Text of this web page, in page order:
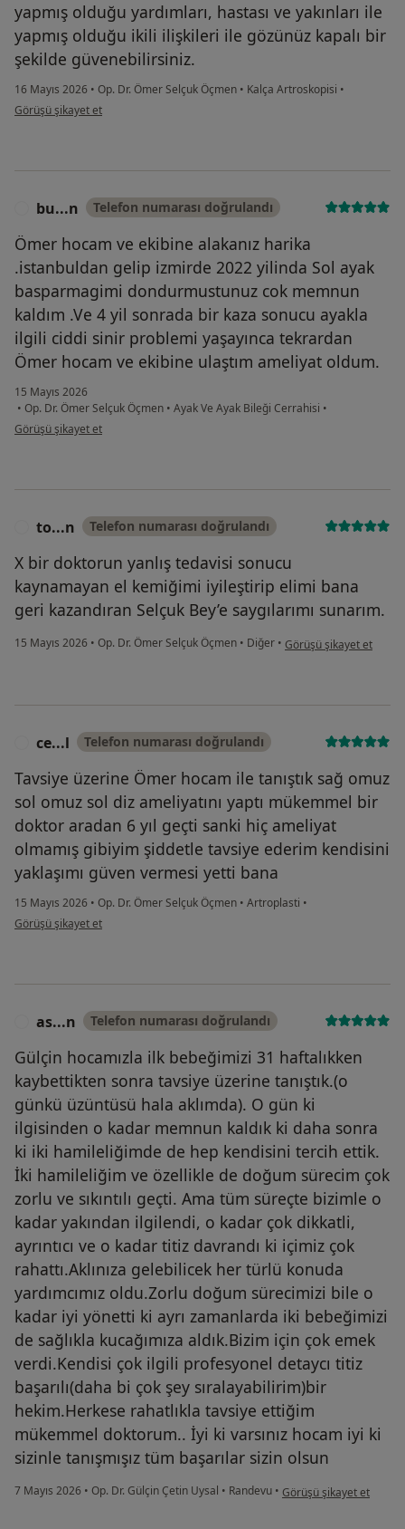
yapmış olduğu yardımları, hastası ve yakınları ile
yapmış olduğu ikili ilişkileri ile gözünüz kapalı bir
şekilde güvenebilirsiniz.
16 Mayıs 2026 • Op. Dr. Ömer Selçuk Öçmen • Kalça Artroskopisi •
kullanıcının görüşüne göre m....
Görüşü şikayet et
bu...n Telefon numarası doğrulandı
Ömer hocam ve ekibine alakanız harika
.istanbuldan gelip izmirde 2022 yilinda Sol ayak
basparmagimi dondurmustunuz cok memnun
kaldım .Ve 4 yil sonrada bir kaza sonucu ayakla
ilgili ciddi sinir problemi yaşayınca tekrardan
Ömer hocam ve ekibine ulaştım ameliyat oldum.
15 Mayıs 2026
• Op. Dr. Ömer Selçuk Öçmen • Ayak Ve Ayak Bileği Cerrahisi •
kullanıcının görüşüne göre bu...n
Görüşü şikayet et
to...n Telefon numarası doğrulandı
X bir doktorun yanlış tedavisi sonucu
kaynamayan el kemiğimi iyileştirip elimi bana
geri kazandıran Selçuk Bey’e saygılarımı sunarım.
15 Mayıs 2026 • Op. Dr. Ömer Selçuk Öçmen • Diğer • kullanıcının görüşüne
Görüşü şikayet et
ce...l Telefon numarası doğrulandı
Tavsiye üzerine Ömer hocam ile tanıştık sağ omuz
sol omuz sol diz ameliyatını yaptı mükemmel bir
doktor aradan 6 yıl geçti sanki hiç ameliyat
olmamış gibiyim şiddetle tavsiye ederim kendisini
yaklaşımı güven vermesi yetti bana
15 Mayıs 2026 • Op. Dr. Ömer Selçuk Öçmen • Artroplasti •
kullanıcının görüşüne göre ce...l
Görüşü şikayet et
as...n Telefon numarası doğrulandı
Gülçin hocamızla ilk bebeğimizi 31 haftalıkken
kaybettikten sonra tavsiye üzerine tanıştık.(o
günkü üzüntüsü hala aklımda). O gün ki
ilgisinden o kadar memnun kaldık ki daha sonra
ki iki hamileliğimde de hep kendisini tercih ettik.
İki hamileliğim ve özellikle de doğum sürecim çok
zorlu ve sıkıntılı geçti. Ama tüm süreçte bizimle o
kadar yakından ilgilendi, o kadar çok dikkatli,
ayrıntıcı ve o kadar titiz davrandı ki içimiz çok
rahattı.Aklınıza gelebilicek her türlü konuda
yardımcımız oldu.Zorlu doğum sürecimizi bile o
kadar iyi yönetti ki ayrı zamanlarda iki bebeğimizi
de sağlıkla kucağımıza aldık.Bizim için çok emek
verdi.Kendisi çok ilgili profesyonel detaycı titiz
başarılı(daha bi çok şey sıralayabilirim)bir
hekim.Herkese rahatlıkla tavsiye ettiğim
mükemmel doktorum.. İyi ki varsınız hocam iyi ki
sizinle tanışmışız tüm başarılar sizin olsun
7 Mayıs 2026 • Op. Dr. Gülçin Çetin Uysal • Randevu • kullanıcının görüşüne
Görüşü şikayet et